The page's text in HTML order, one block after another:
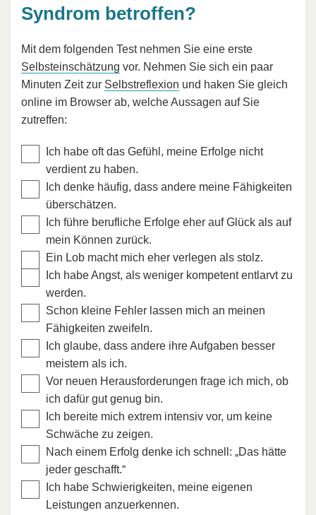
Syndrom betroffen?
Mit dem folgenden Test nehmen Sie eine erste
Selbsteinschätzung vor. Nehmen Sie sich ein paar
Minuten Zeit zur Selbstreflexion und haken Sie gleich
online im Browser ab, welche Aussagen auf Sie
zutreffen:
Ich habe oft das Gefühl, meine Erfolge nicht
verdient zu haben.
Ich denke häufig, dass andere meine Fähigkeiten
überschätzen.
Ich führe berufliche Erfolge eher auf Glück als auf
mein Können zurück.
Ein Lob macht mich eher verlegen als stolz.
Ich habe Angst, als weniger kompetent entlarvt zu
werden.
Schon kleine Fehler lassen mich an meinen
Fähigkeiten zweifeln.
Ich glaube, dass andere ihre Aufgaben besser
meistern als ich.
Vor neuen Herausforderungen frage ich mich, ob
ich dafür gut genug bin.
Ich bereite mich extrem intensiv vor, um keine
Schwäche zu zeigen.
Nach einem Erfolg denke ich schnell: „Das hätte
jeder geschafft.“
Ich habe Schwierigkeiten, meine eigenen
Leistungen anzuerkennen.